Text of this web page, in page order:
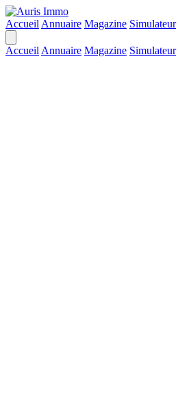
Accueil Annuaire Magazine Simulateur
Accueil Annuaire Magazine Simulateur